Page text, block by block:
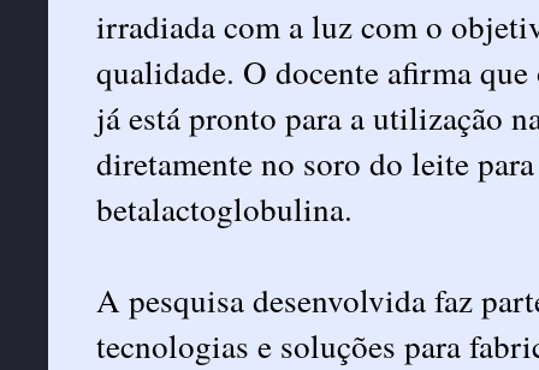
irradiada com a luz com o
qualidade. O docente afirma
já está pronto para a utilização
diretamente no soro do leite
betalactoglobulina.
A pesquisa desenvolvida faz
tecnologias e soluções para